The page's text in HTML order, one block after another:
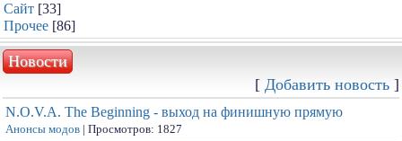
Сайт [33]
Прочее [86]
Новости
[ Добавить новость ]
N.O.V.A. The Beginning - выход на финишную прямую
Анонсы модов | Просмотров: 1827